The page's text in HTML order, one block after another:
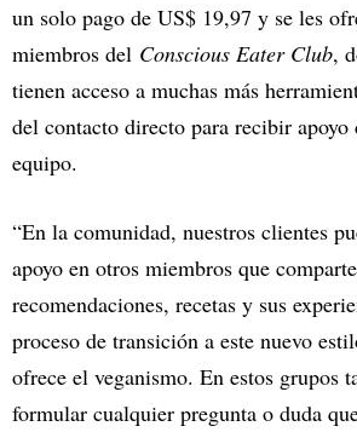
un solo pago de US$ 19,97 y se les
miembros del Conscious Eater Club,
tienen acceso a muchas más
del contacto directo para recibir apoyo
equipo.
“En la comunidad, nuestros clientes
apoyo en otros miembros que
recomendaciones, recetas y sus
proceso de transición a este nuevo
ofrece el veganismo. En estos grupos
formular cualquier pregunta o duda